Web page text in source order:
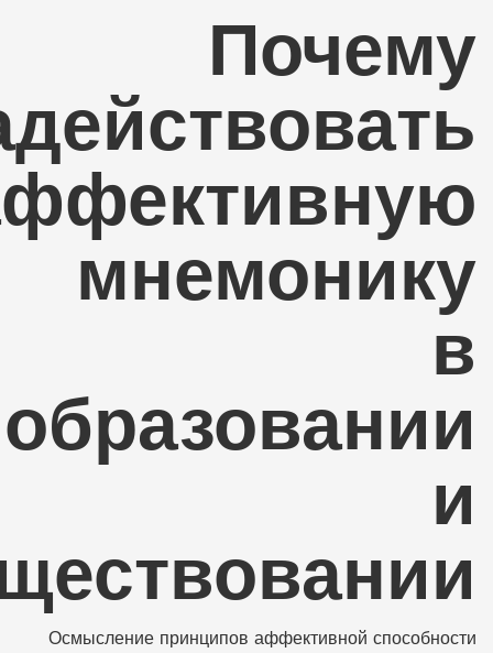
Почему
мнемонику
в
образовании
и
Осмысление принципов аффективной способности